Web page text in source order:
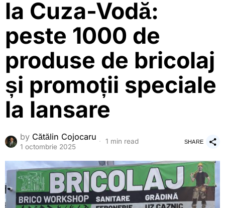
la Cuza-Vodă:
peste 1000 de
produse de bricolaj
și promoții speciale
la lansare
by Cătălin Cojocaru
1 octombrie 2025
1 min read SHARE